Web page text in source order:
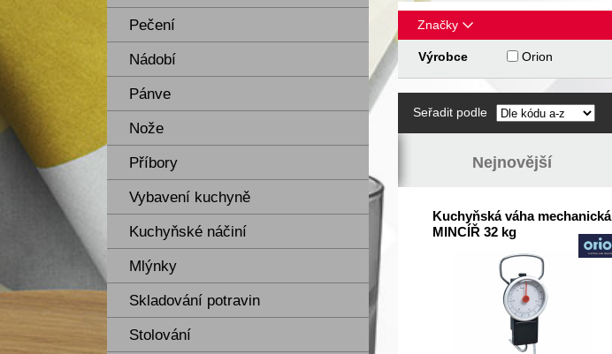
Pečení
Nádobí
Pánve
Nože
Příbory
Vybavení kuchyně
Kuchyňské náčiní
Mlýnky
Skladování potravin
Stolování
Značky
Výrobce Orion
Seřadit podle
Nejnovější
Kuchyňská váha mechanická
MINCÍŘ 32 kg